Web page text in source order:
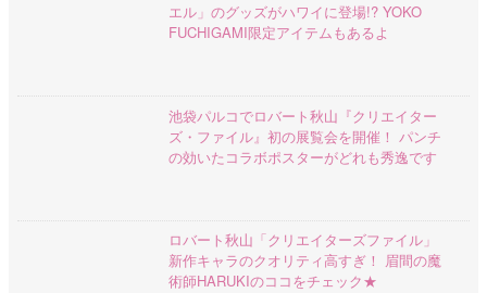
エル」のグッズがハワイに登場!? YOKO
FUCHIGAMI限定アイテムもあるよ
池袋パルコでロバート秋山『クリエイター
ズ・ファイル』初の展覧会を開催！ パンチ
の効いたコラボポスターがどれも秀逸です
ロバート秋山「クリエイターズファイル」
新作キャラのクオリティ高すぎ！ 眉間の魔
術師HARUKIのココをチェック★